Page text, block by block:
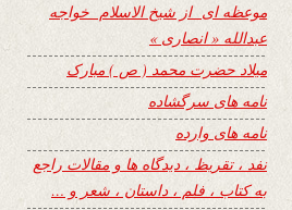
موعظه ای از شیخ الاسلام خواجه
عبدالله « انصاری »
میلاد حضرت محمد ( ص ) مبارک
نامه های سرگشاده
نامه های وارده
نفد ، تقریظ ، دیدگاه ها و مقالات راجع
به کتاب ، فلم ، داستان ، شعر و …